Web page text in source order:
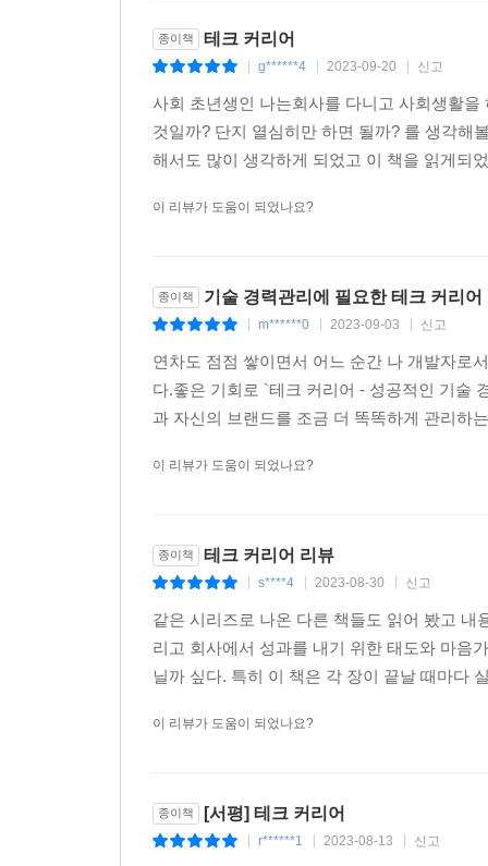
종이책 테크 커리어
g******4 2023-09-20 신고
사회 초년생인 나는회사를 다니고 사회생활
것일까? 단지 열심히만 하면 될까? 를 생각해
해서도 많이 생각하게 되었고 이 책을 읽게되
이 리뷰가 도움이 되었나요?
종이책 기술 경력관리에 필요한 테크 커리어
m******0 2023-09-03 신고
연차도 점점 쌓이면서 어느 순간 나 개발자로
다.좋은 기회로 `테크 커리어 - 성공적인 기술
과 자신의 브랜드를 조금 더 똑똑하게 관리하
이 리뷰가 도움이 되었나요?
종이책 테크 커리어 리뷰
s****4 2023-08-30 신고
같은 시리즈로 나온 다른 책들도 읽어 봤고
리고 회사에서 성과를 내기 위한 태도와 마음
닐까 싶다. 특히 이 책은 각 장이 끝날 때마다
이 리뷰가 도움이 되었나요?
종이책 [서평] 테크 커리어
r******1 2023-08-13 신고